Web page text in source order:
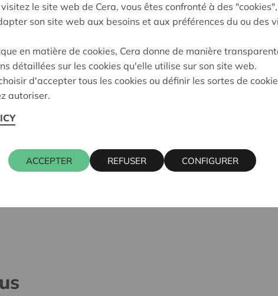
Approuvé
Cera contact
016 27 96 74
le site web de Cera, vous êtes confronté à des
son site web aux besoins et aux préférences du ou des
en matière de cookies, Cera donne de manière
détaillées sur les cookies qu'elle utilise sur son site web.
d'accepter tous les cookies ou définir les sortes de
autoriser.
ACCEPTER REFUSER CONFIGURER